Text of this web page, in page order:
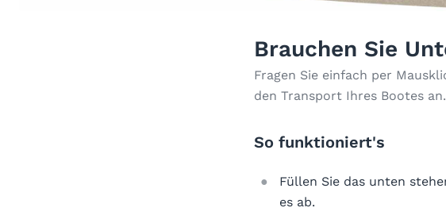
Brauchen Sie
Fragen Sie einfach per
den Transport Ihres Bootes an.
So funktioniert's
Füllen Sie das unten
es ab.